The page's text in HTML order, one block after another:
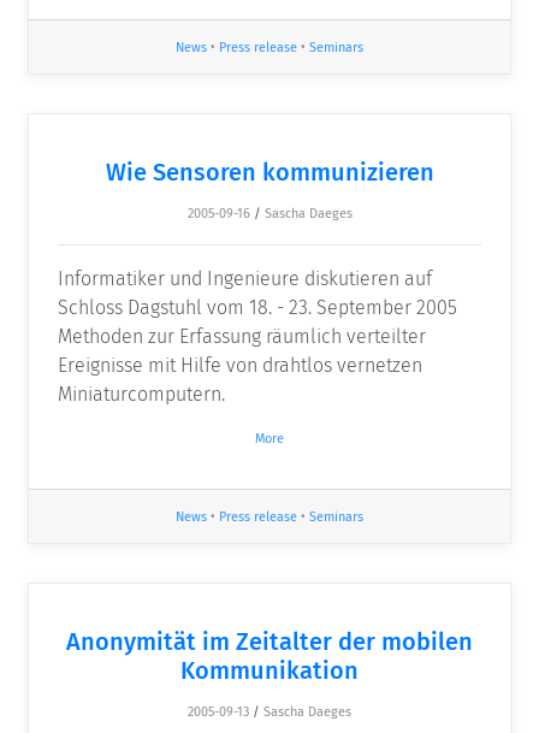
News • Press release • Seminars
Wie Sensoren kommunizieren
2005-09-16 / Sascha Daeges
Informatiker und Ingenieure diskutieren auf
Schloss Dagstuhl vom 18. - 23. September 2005
Methoden zur Erfassung räumlich verteilter
Ereignisse mit Hilfe von drahtlos vernetzen
Miniaturcomputern.
More
News • Press release • Seminars
Anonymität im Zeitalter der mobilen
Kommunikation
2005-09-13 / Sascha Daeges